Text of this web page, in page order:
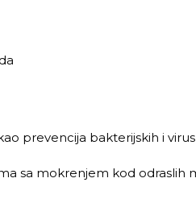
prevencija bakterijskih i
sa mokrenjem kod odraslih